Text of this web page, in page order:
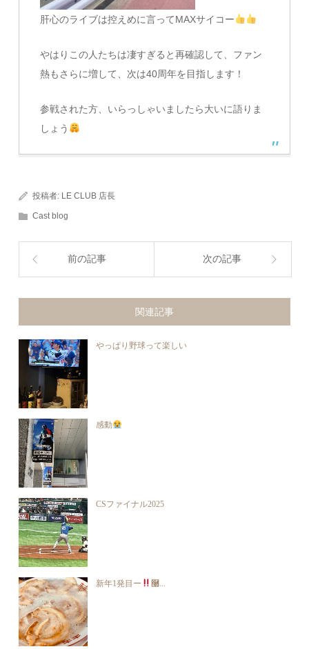
肝心のライブは控えめに言ってMAXサイコー
やはりこの人たちは凄すぎると再確認して、ファン
熱もさらに増して、次は40周年を目指します！
参戦された方、いらっしゃいましたら大いに語りま
しょう
投稿者: LE CLUB 店長
Cast blog
前の記事 次の記事
関連記事
やっぱり野球って楽しい
感動
CSファイナル2025
新年1発目ー ࿠...